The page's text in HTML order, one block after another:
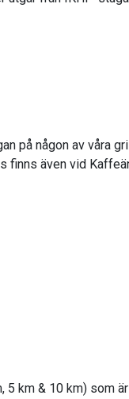
på någon av våra
finns även vid
5 km & 10 km) som